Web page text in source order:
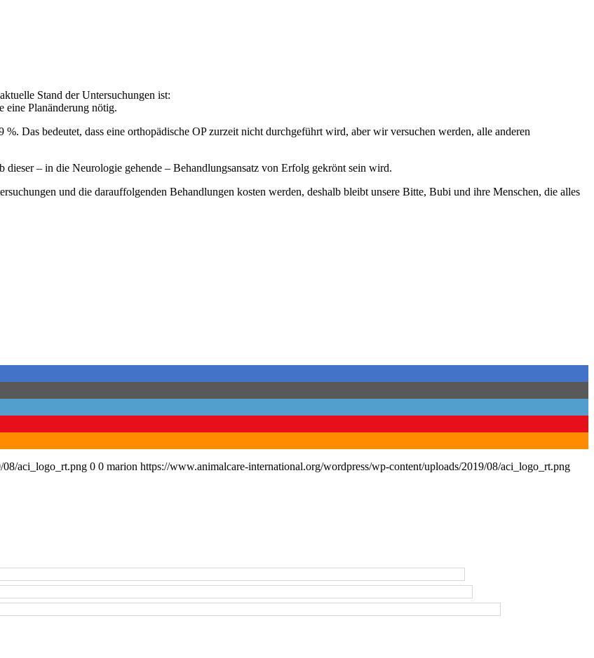
Stand der Untersuchungen ist:
eine Planänderung nötig.
Das bedeutet, dass eine orthopädische OP zurzeit nicht durchgeführt wird, aber wir versuchen werden, alle anderen
– in die Neurologie gehende – Behandlungsansatz von Erfolg gekrönt sein wird.
und die darauffolgenden Behandlungen kosten werden, deshalb bleibt unsere Bitte, Bubi und ihre Menschen, die alles
08/aci_logo_rt.png 0 0 marion https://www.animalcare-international.org/wordpress/wp-content/uploads/2019/08/aci_logo_rt.png